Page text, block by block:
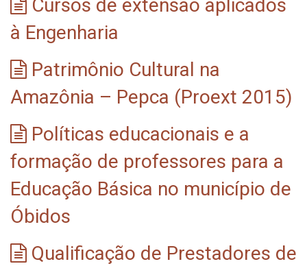
Cursos de extensão aplicados
à Engenharia
Patrimônio Cultural na
Amazônia – Pepca (Proext 2015)
Políticas educacionais e a
formação de professores para a
Educação Básica no município de
Óbidos
Qualificação de Prestadores de